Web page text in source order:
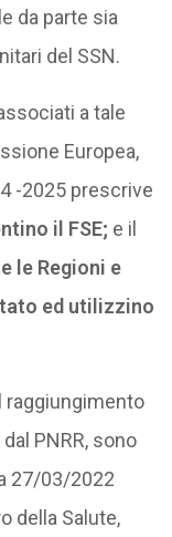
da parte sia
del SSN.
a tale
Europea,
-2025 prescrive
il FSE; e il
le Regioni e
ed utilizzino
raggiungimento
PNRR, sono
27/03/2022
della Salute,